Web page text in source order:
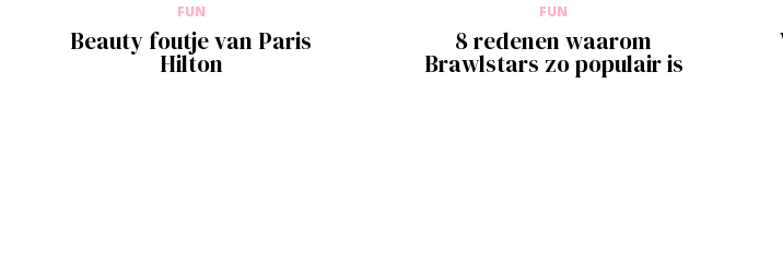
FUN
Beauty foutje van Paris
Hilton
FUN
8 redenen waarom
Brawlstars zo populair is